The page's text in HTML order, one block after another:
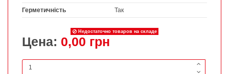
Герметичність Так
Недостаточно товаров на складе
Цена: 0,00 грн